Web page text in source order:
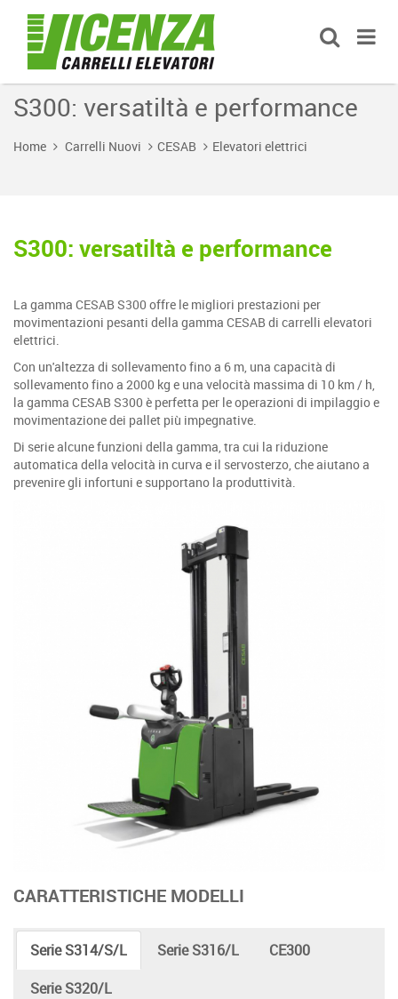
S300: versatiltà e performance
Home Carrelli Nuovi CESAB Elevatori elettrici
S300: versatiltà e performance
La gamma CESAB S300 offre le migliori prestazioni per
movimentazioni pesanti della gamma CESAB di carrelli elevatori
elettrici.
Con un'altezza di sollevamento fino a 6 m, una capacità di
sollevamento fino a 2000 kg e una velocità massima di 10 km / h,
la gamma CESAB S300 è perfetta per le operazioni di impilaggio e
movimentazione dei pallet più impegnative.
Di serie alcune funzioni della gamma, tra cui la riduzione
automatica della velocità in curva e il servosterzo, che aiutano a
prevenire gli infortuni e supportano la produttività.
CARATTERISTICHE MODELLI
Serie S314/S/L Serie S316/L
CE300
Serie S320/L